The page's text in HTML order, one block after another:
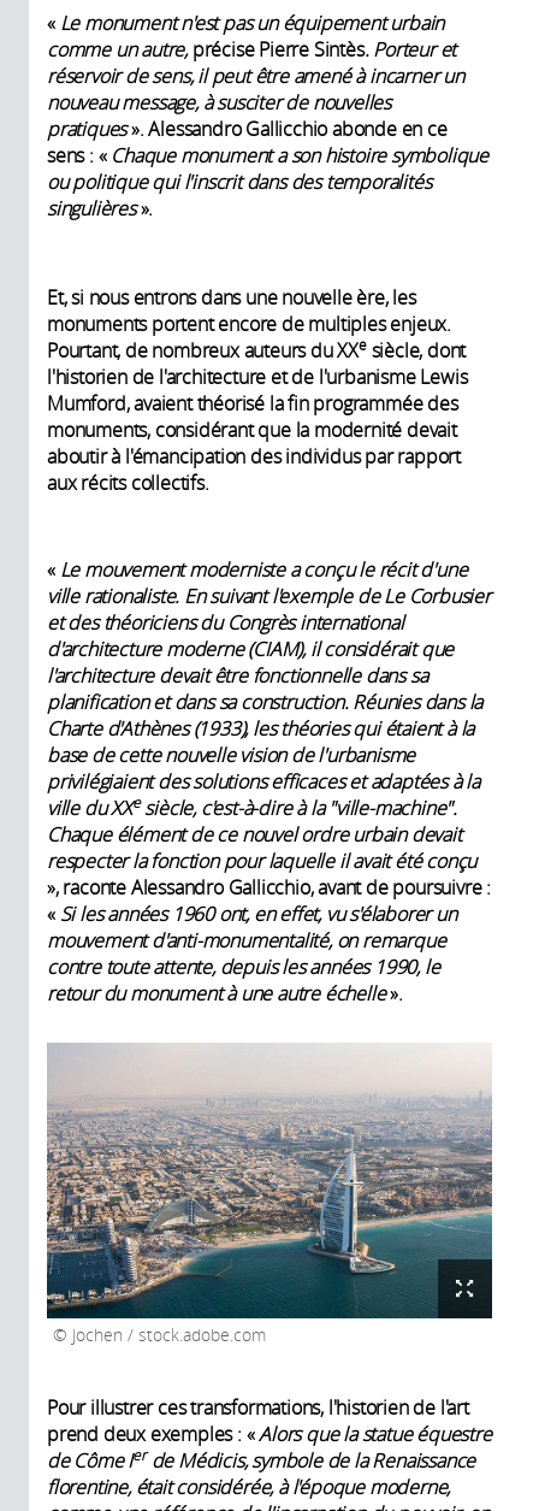
« Le monument n'est pas un équipement urbain
comme un autre,précise Pierre Sintès. Porteur et
réservoir de sens, il peut être amené à incarner un
nouveau message, à susciter de nouvelles
pratiques». Alessandro Gallicchio abonde en ce
sens : « Chaque monument a son histoire symbolique
ou politique qui l'inscrit dans des temporalités
singulières».
Et, si nous entrons dans une nouvelle ère, les
monuments portent encore de multiples enjeux.
Pourtant, de nombreux auteurs du XXesiècle, dont
l'historien de l'architecture et de l'urbanisme Lewis
Mumford, avaient théorisé la fin programmée des
monuments, considérant que la modernité devait
aboutir à l'émancipation des individus par rapport
aux récits collectifs.
« Le mouvement moderniste a conçu le récit d'une
ville rationaliste. En suivant l'exemple de Le Corbusier
et des théoriciens du Congrès international
d'architecture moderne (CIAM), il considérait que
l'architecture devait être fonctionnelle dans sa
planification et dans sa construction. Réunies dans la
Charte d'Athènes (1933), les théories qui étaient à la
base de cette nouvelle vision de l'urbanisme
privilégiaient des solutions efficaces et adaptées à la
ville du XXesiècle, c'est-à-dire à la "ville-machine".
Chaque élément de ce nouvel ordre urbain devait
respecter la fonction pour laquelle il avait été conçu
», raconte Alessandro Gallicchio, avant de poursuivre :
« Si les années 1960 ont, en effet, vu s'élaborer un
mouvement d'anti-monumentalité, on remarque
contre toute attente, depuis les années 1990, le
retour du monument à une autre échelle».
Jochen / stock.adobe.com
Pour illustrer ces transformations, l'historien de l'art
prend deux exemples : «Alors que la statue équestre
de Côme Ierde Médicis, symbole de la Renaissance
florentine, était considérée, à l'époque moderne,